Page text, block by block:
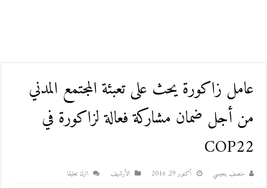
عامل زاكورة يحث على تعبئة المجتمع المدني
من أجل ضمان مشاركة فعالة لزاكورة في
COP22
منصف بنعيسي أكتوبر 29, 2016 اﻷرشيف اترك تعليقا